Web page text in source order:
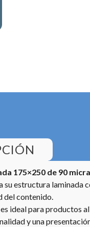
175×250 de 90
su estructura laminada
del contenido.
ideal para productos
y una